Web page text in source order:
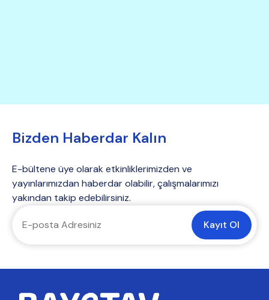
Bizden Haberdar Kalın
E-bültene üye olarak etkinliklerimizden ve
yayınlarımızdan haberdar olabilir, çalışmalarımızı
yakından takip edebilirsiniz.
Kayıt Ol